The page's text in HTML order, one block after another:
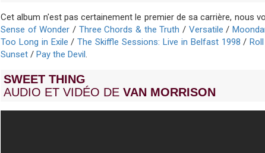
Cet album n'est pas certainement le premier de sa carrière, nous
Sense of Wonder / Three Chords & the Truth / Versatile /
Too Long in Exile /The Skiffle Sessions: Live in Belfast 1998 /
Sunset / Pay the Devil.
SWEET THING
AUDIO ET VIDÉO DE VAN MORRISON